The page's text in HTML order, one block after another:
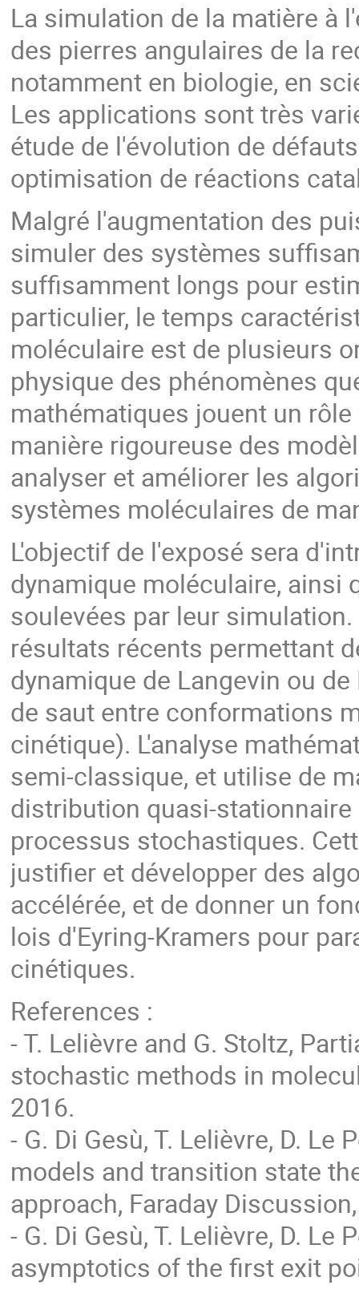
La simulation de la matière à
des pierres angulaires de la
notamment en biologie, en
Les applications sont très
étude de l'évolution de
optimisation de réactions
Malgré l'augmentation des
simuler des systèmes
suffisamment longs pour
particulier, le temps
moléculaire est de plusieurs
physique des phénomènes
mathématiques jouent un
manière rigoureuse des
analyser et améliorer les
systèmes moléculaires de
L'objectif de l'exposé sera
dynamique moléculaire, ainsi
soulevées par leur
résultats récents permettant
dynamique de Langevin ou
de saut entre conformations
cinétique). L'analyse
semi-classique, et utilise de
distribution quasi-
processus stochastiques.
justifier et développer des
accélérée, et de donner un
lois d'Eyring-Kramers pour
cinétiques.
References :
- T. Lelièvre and G. Stoltz,
stochastic methods in
2016.
- G. Di Gesù, T. Lelièvre, D.
models and transition state
approach, Faraday
- G. Di Gesù, T. Lelièvre, D. Le
asymptotics of the first exit